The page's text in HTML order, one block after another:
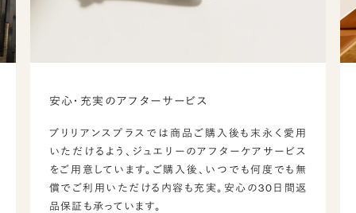
安心・充実のアフターサービス
ブリリアンスプラスでは商品ご購入後も末永く愛用
いただけるよう、ジュエリーのアフターケアサービス
をご用意しています。ご購入後、いつでも何度でも無
償でご利用いただける内容も充実。安心の30日間返
品保証も承っています。